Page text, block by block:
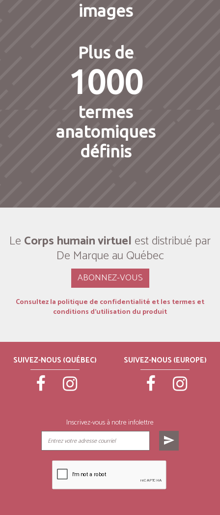
images
Plus de
1000
termes
anatomiques
définis
Le Corps humain virtuel est distribué par
De Marque au Québec
ABONNEZ-VOUS
Consultez la politique de confidentialité et les termes et
conditions d’utilisation du produit
SUIVEZ-NOUS (QUÉBEC) SUIVEZ-NOUS (EUROPE)
Inscrivez-vous à notre infolettre
send